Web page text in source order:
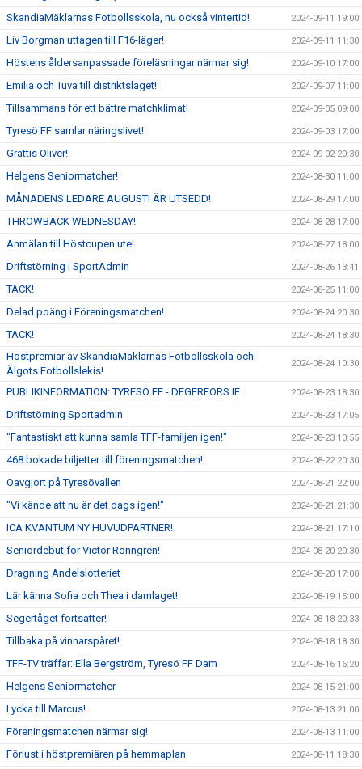
SkandiaMäklarnas Fotbollsskola, nu också vintertid! 2024-09-11 19:00
Liv Borgman uttagen till F16-läger! 2024-09-11 11:30
Höstens åldersanpassade föreläsningar närmar sig! 2024-09-10 17:00
Emilia och Tuva till distriktslaget! 2024-09-07 11:00
Tillsammans för ett bättre matchklimat! 2024-09-05 09:00
Tyresö FF samlar näringslivet! 2024-09-03 17:00
Grattis Oliver! 2024-09-02 20:30
Helgens Seniormatcher! 2024-08-30 11:00
MÅNADENS LEDARE AUGUSTI ÄR UTSEDD! 2024-08-29 17:00
THROWBACK WEDNESDAY! 2024-08-28 17:00
Anmälan till Höstcupen ute! 2024-08-27 18:00
Driftstörning i SportAdmin 2024-08-26 13:41
TACK! 2024-08-25 11:00
Delad poäng i Föreningsmatchen! 2024-08-24 20:30
TACK! 2024-08-24 18:30
Höstpremiär av SkandiaMäklarnas Fotbollsskola och
Älgots Fotbollslekis!
2024-08-24 10:30
PUBLIKINFORMATION: TYRESÖ FF - DEGERFORS IF 2024-08-23 18:30
Driftstörning Sportadmin 2024-08-23 17:05
"Fantastiskt att kunna samla TFF-familjen igen!" 2024-08-23 10:55
468 bokade biljetter till föreningsmatchen! 2024-08-22 20:30
Oavgjort på Tyresövallen 2024-08-21 22:00
"Vi kände att nu är det dags igen!" 2024-08-21 21:30
ICA KVANTUM NY HUVUDPARTNER! 2024-08-21 17:10
Seniordebut för Victor Rönngren! 2024-08-20 20:30
Dragning Andelslotteriet 2024-08-20 17:00
Lär känna Sofia och Thea i damlaget! 2024-08-19 15:00
Segertåget fortsätter! 2024-08-18 20:33
Tillbaka på vinnarspåret! 2024-08-18 18:30
TFF-TV träffar: Ella Bergström, Tyresö FF Dam 2024-08-16 16:20
Helgens Seniormatcher 2024-08-15 21:00
Lycka till Marcus! 2024-08-13 21:00
Föreningsmatchen närmar sig! 2024-08-13 11:00
Förlust i höstpremiären på hemmaplan 2024-08-11 18:30